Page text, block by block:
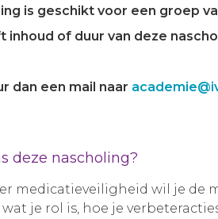
is geschikt voor een groep
of duur van deze
dan een mail naar
deze nascholing?
medicatieveiligheid wil je de
je rol is, hoe je